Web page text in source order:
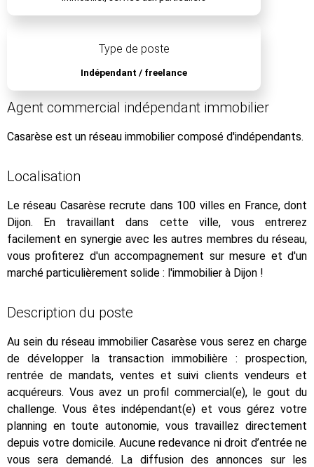
Type de poste
Indépendant / freelance
Agent commercial indépendant immobilier
Casarèse est un réseau immobilier composé d'indépendants.
Localisation
Le réseau Casarèse recrute dans 100 villes en France, dont
Dijon. En travaillant dans cette ville, vous entrerez
facilement en synergie avec les autres membres du réseau,
vous profiterez d'un accompagnement sur mesure et d'un
marché particulièrement solide : l'immobilier à Dijon !
Description du poste
Au sein du réseau immobilier Casarèse vous serez en charge
de développer la transaction immobilière : prospection,
rentrée de mandats, ventes et suivi clients vendeurs et
acquéreurs. Vous avez un profil commercial(e), le gout du
challenge. Vous êtes indépendant(e) et vous gérez votre
planning en toute autonomie, vous travaillez directement
depuis votre domicile. Aucune redevance ni droit d’entrée ne
vous sera demandé. La diffusion des annonces sur les